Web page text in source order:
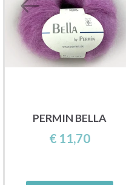
PERMIN BELLA
€ 11,70